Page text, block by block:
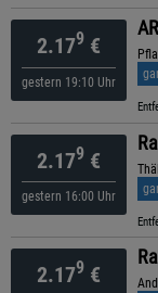
2.179 €
gestern 19:10 Uhr
2.179 €
gestern 16:00 Uhr
2.179 €